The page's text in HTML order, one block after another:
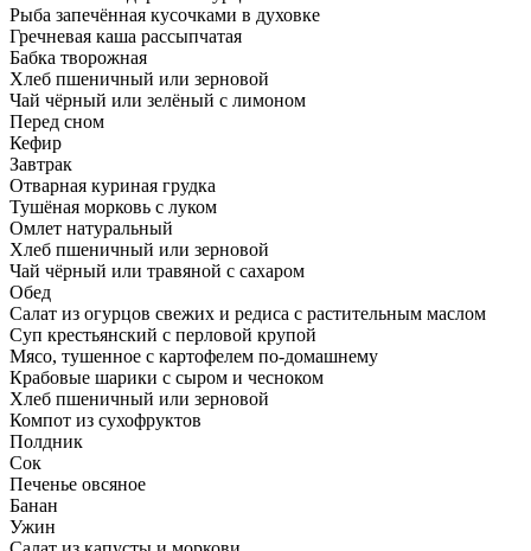
Рыба запечённая кусочками в духовке
Гречневая каша рассыпчатая
Бабка творожная
Хлеб пшеничный или зерновой
Чай чёрный или зелёный с лимоном
Перед сном
Кефир
Завтрак
Отварная куриная грудка
Тушёная морковь с луком
Омлет натуральный
Хлеб пшеничный или зерновой
Чай чёрный или травяной с сахаром
Обед
Салат из огурцов свежих и редиса с растительным маслом
Суп крестьянский с перловой крупой
Мясо, тушенное с картофелем по-домашнему
Крабовые шарики с сыром и чесноком
Хлеб пшеничный или зерновой
Компот из сухофруктов
Полдник
Сок
Печенье овсяное
Банан
Ужин